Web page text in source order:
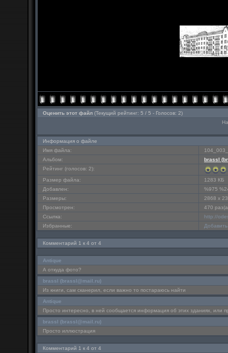
Оценить этот файл (Текущий рейтинг: 5 / 5 - Голосов: 2)
Информация о файле
Имя файла:
Альбом:
brassl (
Рейтинг (голосов: 2):
Размер файла:
1283 КБ
Добавлен:
%975
Размеры:
2868 x
Просмотрен:
470
Ссылка:
http://
Избранные:
Комментарий 1 к 4 от 4
Antique
А откуда фото?
brassl (brassl@mail.ru)
Из книги, сам сканерил, если важно то постараюсь найти
Antique
Просто интересно, в ней сообщается информация об этих зданиях, или
brassl (brassl@mail.ru)
Просто иллюстрация
Комментарий 1 к 4 от 4